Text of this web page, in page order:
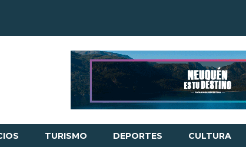
TURISMO DEPORTES CULTURA